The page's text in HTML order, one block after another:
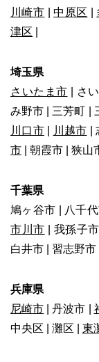
川崎市 |中原区
津区
埼玉県
さいたま市 | さ
み野市 | 三芳町 |
川口市| 川越市 |
市 | 朝霞市 | 狭山
千葉県
鳩ヶ谷市 | 八千代
市川市 | 我孫子
白井市 | 習志野市 |
兵庫県
尼崎市 | 丹波市 |
中央区 | 灘区 | 東